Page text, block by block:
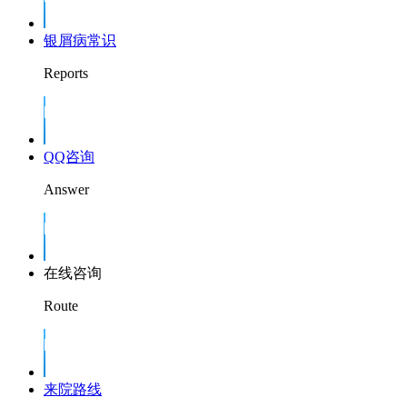
银屑病常识
Reports
QQ咨询
Answer
在线咨询
Route
来院路线